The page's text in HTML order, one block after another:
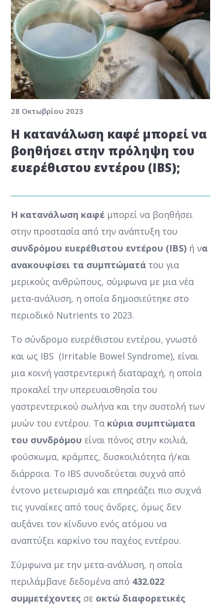
28 Οκτωβρίου 2023
Η κατανάλωση καφέ μπορεί να
βοηθήσει στην πρόληψη του
ευερέθιστου εντέρου (IBS);
Η κατανάλωση καφέ μπορεί να βοηθήσει
στην προστασία από την ανάπτυξη του
συνδρόμου ευερέθιστου εντέρου (IBS) ή να
ανακουφίσει τα συμπτώματά του για
μερικούς ανθρώπους, σύμφωνα με μια νέα
μετα-ανάλυση, η οποία δημοσιεύτηκε στο
περιοδικό Nutrients το 2023.
Το σύνδρομο ευερέθιστου εντέρου, γνωστό
και ως IBS (Irritable Βowel Syndrome), είναι
μια κοινή γαστρεντερική διαταραχή, η οποία
προκαλεί την υπερευαισθησία του
γαστρεντερικού σωλήνα και την συστολή των
μυών του εντέρου. Τα κύρια συμπτώματα
του συνδρόμου είναι πόνος στην κοιλιά,
φούσκωμα, κράμπες, δυσκοιλιότητα ή/και
διάρροια. Το IBS συνοδεύεται συχνά από
έντονο μετεωρισμό και επηρεάζει πιο συχνά
τις γυναίκες από τους άνδρες, όμως δεν
αυξάνει τον κίνδυνο ενός ατόμου να
αναπτύξει καρκίνο του παχέος εντέρου.
Σύμφωνα με την μετα-ανάλυση, η οποία
περιλάμβανε δεδομένα από 432.022
συμμετέχοντες σε οκτώ διαφορετικές